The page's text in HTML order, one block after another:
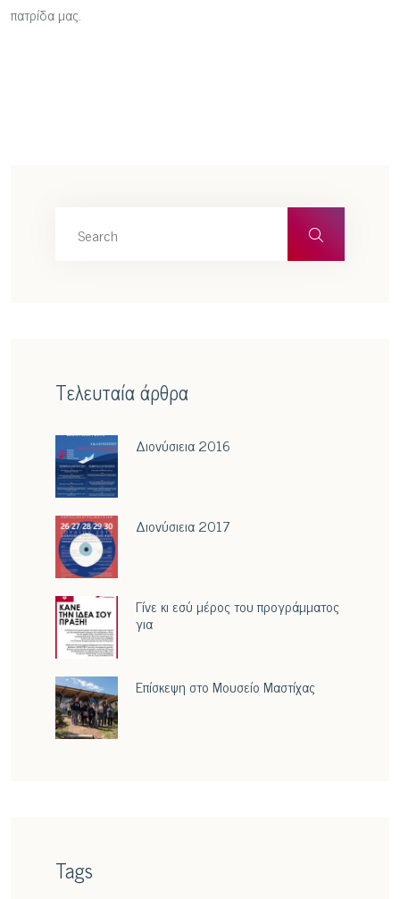
πατρίδα μας.
Τελευταία άρθρα
Διονύσιεια 2016
Διονύσιεια 2017
Γίνε κι εσύ μέρος του προγράμματος
για
Επίσκεψη στο Μουσείο Μαστίχας
Tags